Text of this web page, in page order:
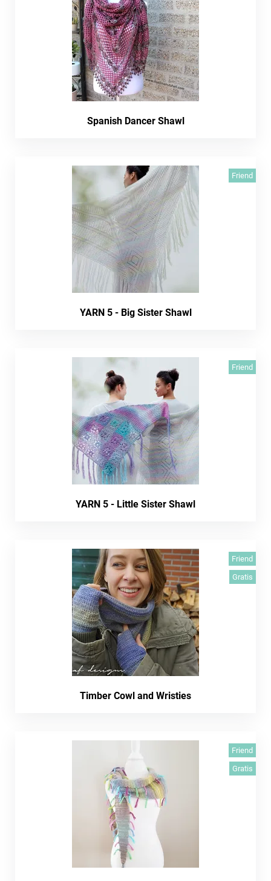
Spanish Dancer Shawl
Friend
YARN 5 - Big Sister Shawl
Friend
YARN 5 - Little Sister Shawl
Friend
Gratis
Timber Cowl and Wristies
Friend
Gratis